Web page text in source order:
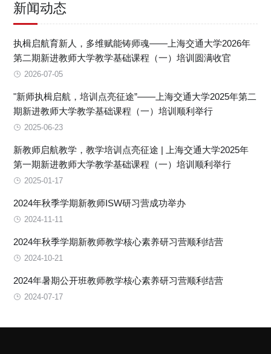
新闻动态
执楫启航育新人，多维赋能铸师魂——上海交通大学2026年
第二期新进教师大学教学基础课程（一）培训圆满收官
2026-07-05
"新师执楫启航，培训点亮征途”——上海交通大学2025年第二
期新进教师大学教学基础课程（一）培训顺利举行
2025-06-23
新教师启航教学，教学培训点亮征途 | 上海交通大学2025年
第一期新进教师大学教学基础课程（一）培训顺利举行
2025-01-17
2024年秋季学期新教师ISW研习营成功举办
2024-11-11
2024年秋季学期新教师教学核心素养研习营顺利结营
2024-10-21
2024年暑期公开班教师教学核心素养研习营顺利结营
2024-07-17